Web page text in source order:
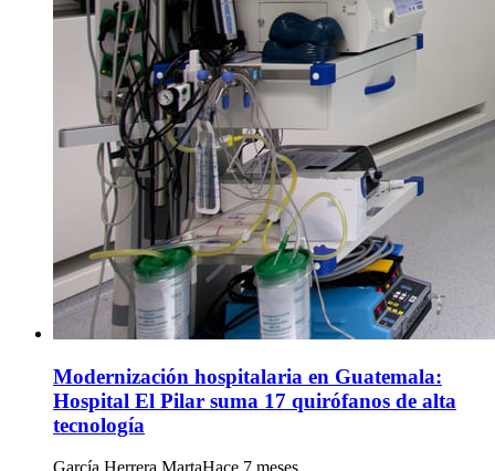
Modernización hospitalaria en Guatemala:
Hospital El Pilar suma 17 quirófanos de alta
tecnología